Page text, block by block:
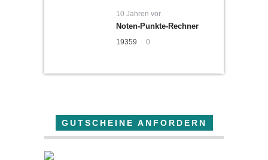
10 Jahren vor
Noten-Punkte-Rechner
19359 0
GUTSCHEINE ANFORDERN